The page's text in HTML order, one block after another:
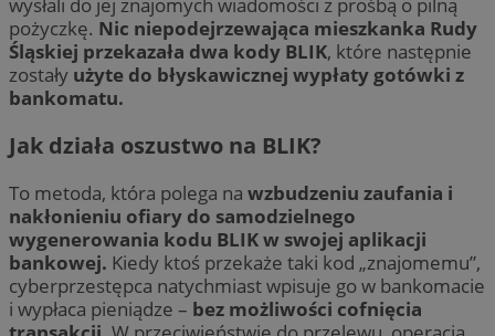
pożyczkę. Nic niepodejrzewająca mieszkanka Rudy
Śląskiej przekazała dwa kody BLIK, które następnie
zostały użyte do błyskawicznej wypłaty gotówki z
bankomatu.
Jak działa oszustwo na BLIK?
To metoda, która polega na wzbudzeniu zaufania i
nakłonieniu ofiary do samodzielnego
wygenerowania kodu BLIK w swojej aplikacji
bankowej. Kiedy ktoś przekaże taki kod „znajomemu”,
cyberprzestępca natychmiast wpisuje go w bankomacie
i wypłaca pieniądze – bez możliwości cofnięcia